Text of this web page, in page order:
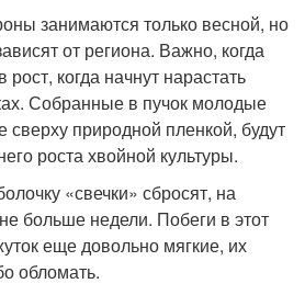
занимаются только весной, но
от региона. Важно, когда
когда начнут нарастать
Собранные в пучок молодые
сверху природной пленкой, будут
роста хвойной культуры.
«свечки» сбросят, на
больше недели. Побеги в этот
еще довольно мягкие, их
обломать.